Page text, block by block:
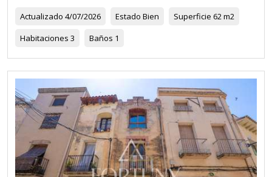
Actualizado 4/07/2026 Estado Bien Superficie 62 m2
Habitaciones 3 Baños 1